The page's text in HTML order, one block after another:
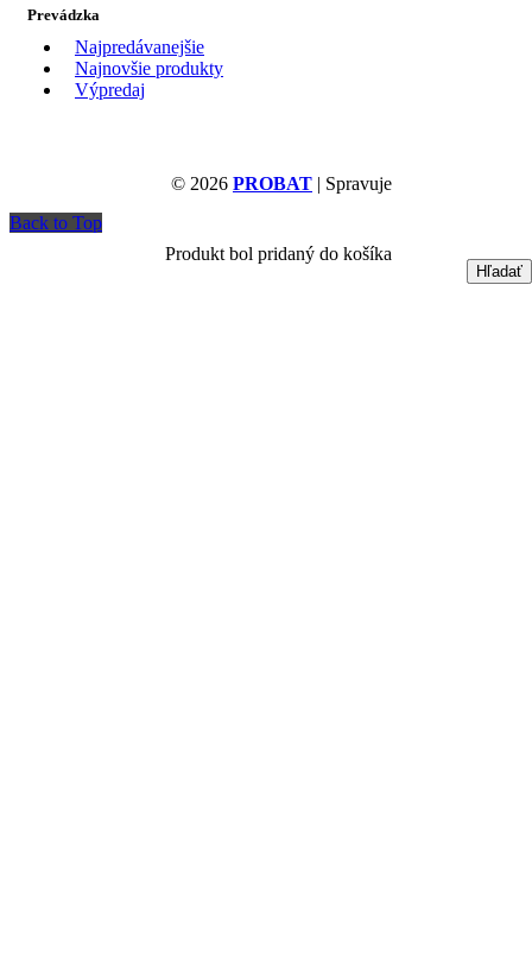
Prevádzka
Najpredávanejšie
Najnovšie produkty
Výpredaj
© 2026 PROBAT | Spravuje
Back to Top
Produkt bol pridaný do košíka